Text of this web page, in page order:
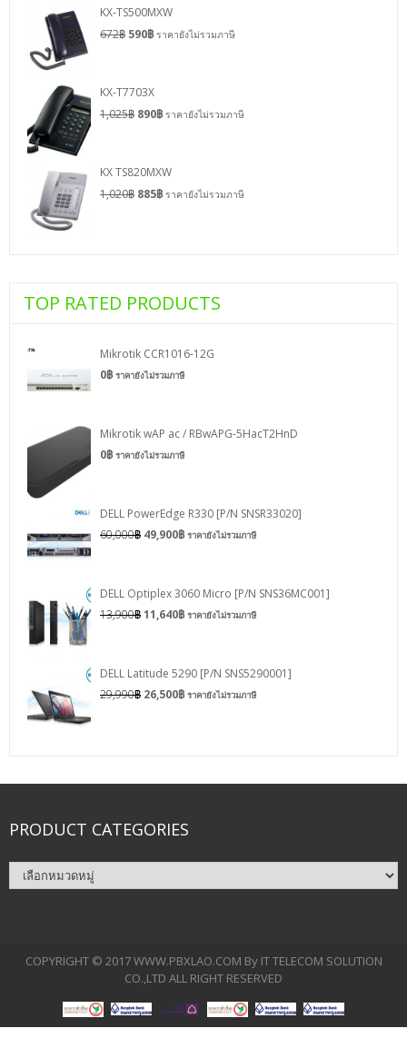
KX-TS500MXW
672฿ 590฿ ราคายังไม่รวมภาษี
KX-T7703X
1,025฿ 890฿ ราคายังไม่รวมภาษี
KX TS820MXW
1,020฿ 885฿ ราคายังไม่รวมภาษี
TOP RATED PRODUCTS
Mikrotik CCR1016-12G
0฿ ราคายังไม่รวมภาษี
Mikrotik wAP ac / RBwAPG-5HacT2HnD
0฿ ราคายังไม่รวมภาษี
DELL PowerEdge R330 [P/N SNSR33020]
60,000฿ 49,900฿ ราคายังไม่รวมภาษี
DELL Optiplex 3060 Micro [P/N SNS36MC001]
13,900฿11,640฿ ราคายังไม่รวมภาษี
DELL Latitude 5290 [P/N SNS5290001]
29,990฿ 26,500฿ ราคายังไม่รวมภาษี
PRODUCT CATEGORIES
COPYRIGHT © 2017 WWW.PBXLAO.COM By IT TELECOM SOLUTION
CO.,LTD ALL RIGHT RESERVED